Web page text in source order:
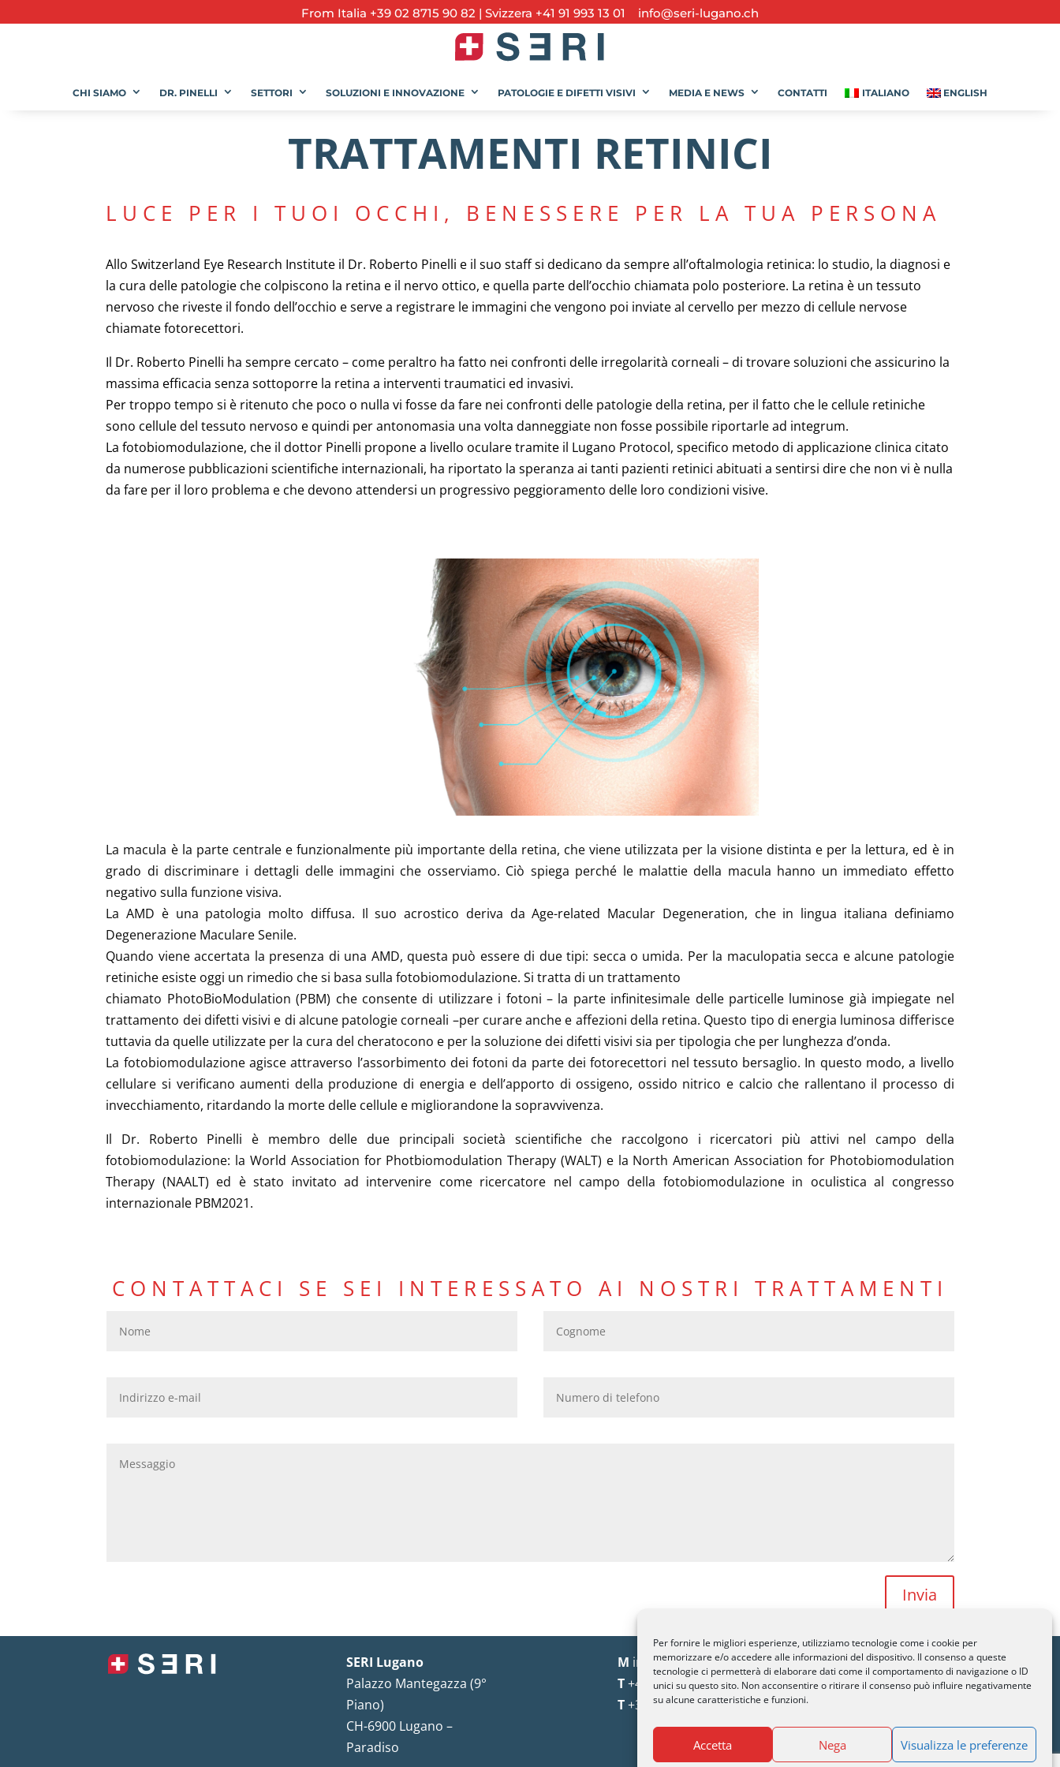
Per fornire le migliori esperienze, utilizziamo tecnologie come i cookie per
memorizzare e/o accedere alle informazioni del dispositivo. Il consenso a queste
tecnologie ci permetterà di elaborare dati come il comportamento di navigazione o ID
unici su questo sito. Non acconsentire o ritirare il consenso può influire negativamente
su alcune caratteristiche e funzioni.
Accetta Nega Visualizza le preferenze
From Italia +39 02 8715 90 82 | Svizzera +41 91 993 13 01 info@seri-lugano.ch
CHI SIAMO DR. PINELLI SETTORI SOLUZIONI E INNOVAZIONE PATOLOGIE E DIFETTI VISIVI MEDIA E NEWS CONTATTI ITALIANO ENGLISH
TRATTAMENTI RETINICI
LUCE PER I TUOI OCCHI, BENESSERE PER LA TUA PERSONA
Allo Switzerland Eye Research Institute il Dr. Roberto Pinelli e il suo staff si dedicano da sempre all’oftalmologia retinica: lo studio, la diagnosi e
la cura delle patologie che colpiscono la retina e il nervo ottico, e quella parte dell’occhio chiamata polo posteriore. La retina è un tessuto
nervoso che riveste il fondo dell’occhio e serve a registrare le immagini che vengono poi inviate al cervello per mezzo di cellule nervose
chiamate fotorecettori.
Il Dr. Roberto Pinelli ha sempre cercato – come peraltro ha fatto nei confronti delle irregolarità corneali – di trovare soluzioni che assicurino la
massima efficacia senza sottoporre la retina a interventi traumatici ed invasivi.
Per troppo tempo si è ritenuto che poco o nulla vi fosse da fare nei confronti delle patologie della retina, per il fatto che le cellule retiniche
sono cellule del tessuto nervoso e quindi per antonomasia una volta danneggiate non fosse possibile riportarle ad integrum.
La fotobiomodulazione, che il dottor Pinelli propone a livello oculare tramite il Lugano Protocol, specifico metodo di applicazione clinica citato
da numerose pubblicazioni scientifiche internazionali, ha riportato la speranza ai tanti pazienti retinici abituati a sentirsi dire che non vi è nulla
da fare per il loro problema e che devono attendersi un progressivo peggioramento delle loro condizioni visive.
La macula è la parte centrale e funzionalmente più importante della retina, che viene utilizzata per la visione distinta e per la lettura, ed è in
grado di discriminare i dettagli delle immagini che osserviamo. Ciò spiega perché le malattie della macula hanno un immediato effetto
negativo sulla funzione visiva.
La AMD è una patologia molto diffusa. Il suo acrostico deriva da Age-related Macular Degeneration, che in lingua italiana definiamo
Degenerazione Maculare Senile.
Quando viene accertata la presenza di una AMD, questa può essere di due tipi: secca o umida. Per la maculopatia secca e alcune patologie
retiniche esiste oggi un rimedio che si basa sulla fotobiomodulazione. Si tratta di un trattamento
chiamato PhotoBioModulation (PBM) che consente di utilizzare i fotoni – la parte infinitesimale delle particelle luminose già impiegate nel
trattamento dei difetti visivi e di alcune patologie corneali –per curare anche e affezioni della retina. Questo tipo di energia luminosa differisce
tuttavia da quelle utilizzate per la cura del cheratocono e per la soluzione dei difetti visivi sia per tipologia che per lunghezza d’onda.
La fotobiomodulazione agisce attraverso l’assorbimento dei fotoni da parte dei fotorecettori nel tessuto bersaglio. In questo modo, a livello
cellulare si verificano aumenti della produzione di energia e dell’apporto di ossigeno, ossido nitrico e calcio che rallentano il processo di
invecchiamento, ritardando la morte delle cellule e migliorandone la sopravvivenza.
Il Dr. Roberto Pinelli è membro delle due principali società scientifiche che raccolgono i ricercatori più attivi nel campo della
fotobiomodulazione: la World Association for Photbiomodulation Therapy (WALT) e la North American Association for Photobiomodulation
Therapy (NAALT) ed è stato invitato ad intervenire come ricercatore nel campo della fotobiomodulazione in oculistica al congresso
internazionale PBM2021.
CONTATTACI SE SEI INTERESSATO AI NOSTRI TRATTAMENTI
Invia
SERI Lugano
Palazzo Mantegazza (9°
Piano)
CH-6900 Lugano –
Paradiso
M info@seri-lugano.ch
T+41 91 993 13 01
T+39 02 8715 90 82